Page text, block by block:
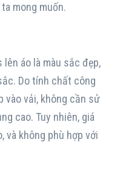
mong muốn.
áo là màu sắc đẹp,
Do tính chất công
vào vải, không cần sử
cao. Tuy nhiên, giá
và không phù hợp với